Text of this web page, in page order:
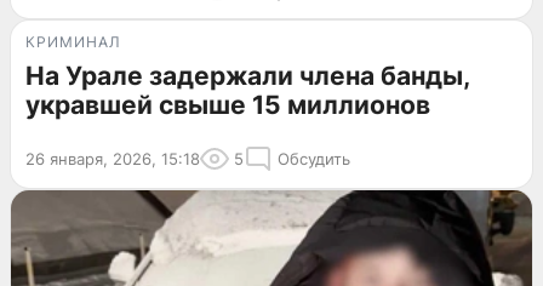
КРИМИНАЛ
На Урале задержали члена банды,
укравшей свыше 15 миллионов
26 января, 2026, 15:18 5 Обсудить